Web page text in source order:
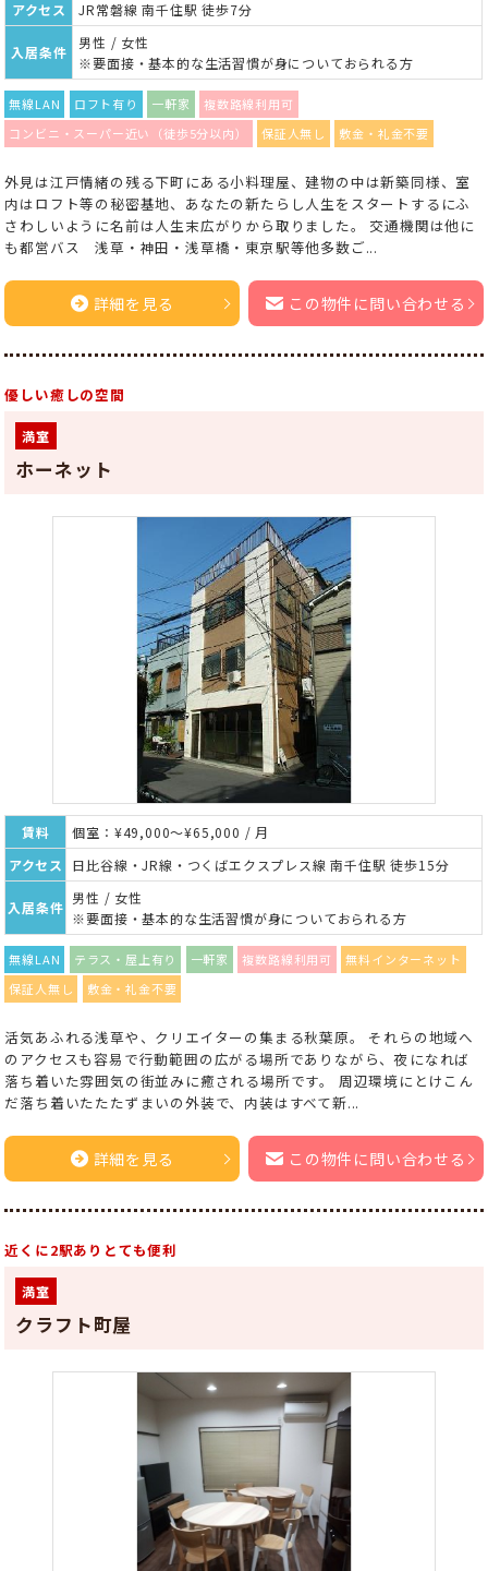
アクセス
JR常磐線 南千住駅 徒歩7分
入居条件
男性 / 女性
※要面接・基本的な生活習慣が身についておられる方
無線LAN ロフト有り 一軒家
複数路線利用可
コンビニ・スーパー近い（徒歩5分以内）
保証人無し 敷金・礼金不要
外見は江戸情緒の残る下町にある小料理屋、建物の中は新築同様、室
内はロフト等の秘密基地、あなたの新たらし人生をスタートするにふ
さわしいように名前は人生末広がりから取りました。 交通機関は他に
も都営バス 浅草・神田・浅草橋・東京駅等他多数ご...
詳細を見る この物件に問い合わせる
優しい癒しの空間
満室
ホーネット
賃料
個室：¥49,000～¥65,000 / 月
アクセス
日比谷線・JR線・つくばエクスプレス線 南千住駅 徒歩15分
入居条件
男性 / 女性
※要面接・基本的な生活習慣が身についておられる方
無線LAN テラス・屋上有り 一軒家 複数路線利用可
無料インターネット
保証人無し
敷金・礼金不要
活気あふれる浅草や、クリエイターの集まる秋葉原。 それらの地域へ
のアクセスも容易で行動範囲の広がる場所でありながら、夜になれば
落ち着いた雰囲気の街並みに癒される場所です。 周辺環境にとけこん
だ落ち着いたたたずまいの外装で、内装はすべて新...
詳細を見る この物件に問い合わせる
近くに2駅ありとても便利
満室
クラフト町屋